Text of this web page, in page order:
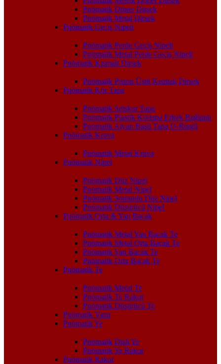
Pnömatik Döner Dirsek
Pnömatik Metal Dirsek
Pnömatik Geçiş Nipeli
Pnömatik Perde Geçiş Nipeli
Pnömatik Metal Perde Geçiş Nipeli
Pnömatik Kısmalı Dirsek
Pnömatik Piston Üstü Kısmalı Dirsek
Pnömatik Kör Tapa
Pnömatik Setskur Tapa
Pnömatik Plastik Körtapa Erkek Bağlantı
Pnömatik Alyan Başlı Tapa O-Ringli
Pnömatik Kruva
Pnömatik Metal Kruva
Pnömatik Nipel
Pnömatik Düz Nipel
Pnömatik Metal Nipel
Pnömatik Somunlu Düz Nipel
Pnömatik Düşürücü Nipel
Pnömatik Orta & Yan Bacak
Pnömatik Metal Yan Bacak Te
Pnömatik Metal Orta Bacak Te
Pnömatik Yan Bacak Te
Pnömatik Orta Bacak Te
Pnömatik Te
Pnömatik Metal Te
Pnömatik Te Rakor
Pnömatik Düşürücü Te
Pnömatik Vana
Pnömatik Ye
Pnömatik Dişli Ye
Pnömatik Ye Rakor
Pnömatik Rakor